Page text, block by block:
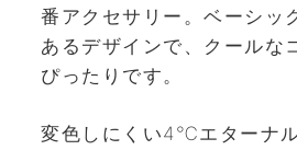
番アクセサリー。ベーシッ
あるデザインで、クールな
ぴったりです。
変色しにくい4℃エターナ